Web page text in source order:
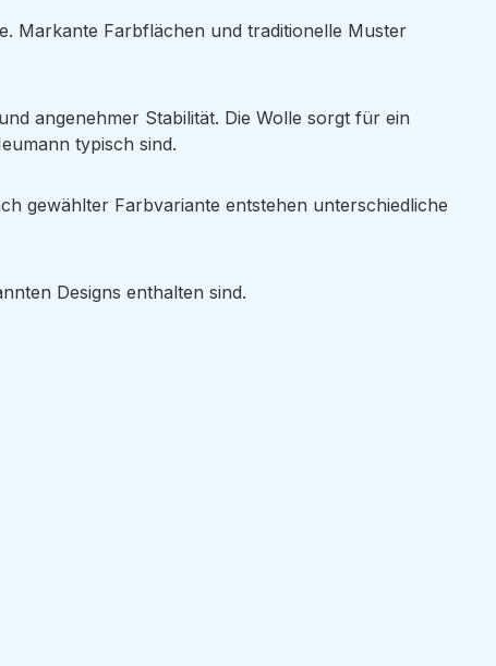
Markante Farbflächen und traditionelle Muster
angenehmer Stabilität. Die Wolle sorgt für ein
typisch sind.
gewählter Farbvariante entstehen unterschiedliche
Designs enthalten sind.